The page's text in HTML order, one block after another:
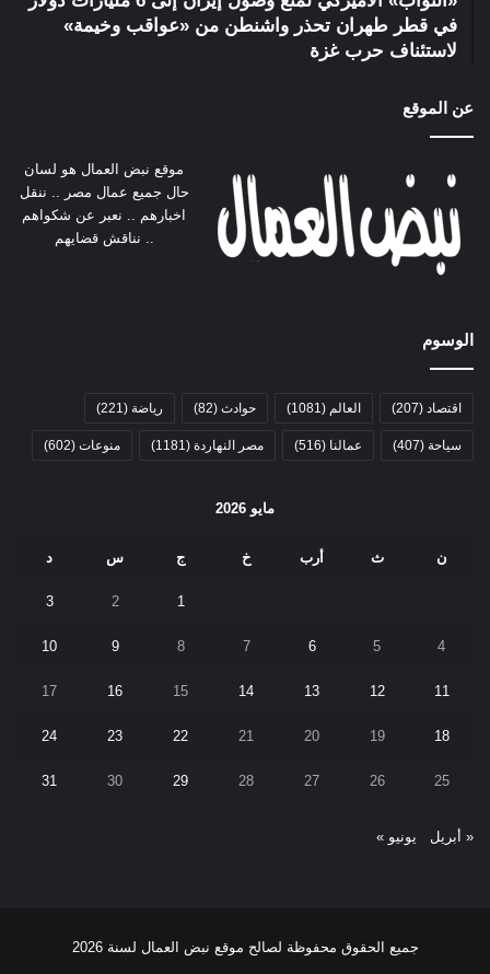
في قطر طهران تحذر واشنطن من «عواقب وخيمة»
لاستئناف حرب غزة
عن الموقع
موقع نبض العمال هو لسان
حال جميع عمال مصر .. ننقل
اخبارهم .. نعبر عن شكواهم
.. نناقش قضايهم
الوسوم
اقتصاد (207) العالم (1081) حوادث (82) رياضة (221)
سياحة (407) عمالنا (516) مصر النهاردة (1181) منوعات (602)
مايو 2026
ن ث أرب خ ج س د
1
2
3
4
5
6
7
8
9
10
11
12
13
14
15
16
17
18
19
20
21
22
23
24
25
26
27
28
29
30
31
« أبريل يونيو »
جميع الحقوق محفوظة لصالح موقع نبض العمال لسنة 2026